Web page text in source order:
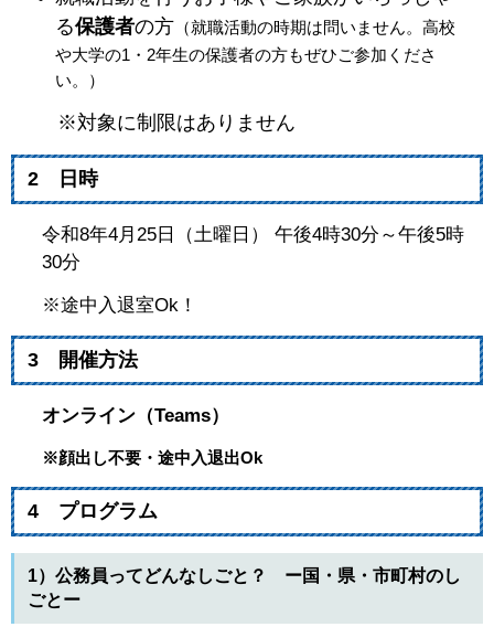
る保護者の方 （就職活動の時期は問いません。高校
や大学の1・2年生の保護者の方もぜひご参加くださ
い。）
※対象に制限はありません
2 日時
令和8年4月25日（土曜日） 午後4時30分～午後5時
30分
※途中入退室Ok！
3 開催方法
オンライン（Teams）
※顔出し不要・途中入退出Ok
4 プログラム
1）公務員ってどんなしごと？ ー国・県・市町村のし
ごとー